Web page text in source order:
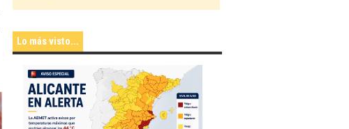
Lo más visto...